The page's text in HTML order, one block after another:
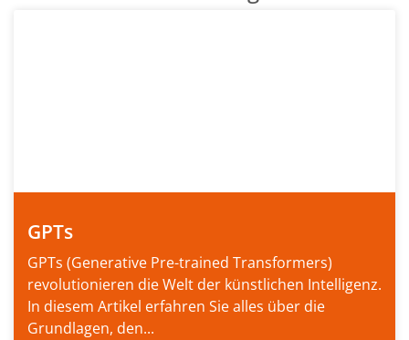
GPTs
GPTs (Generative Pre-trained Transformers)
revolutionieren die Welt der künstlichen Intelligenz.
In diesem Artikel erfahren Sie alles über die
Grundlagen, den...